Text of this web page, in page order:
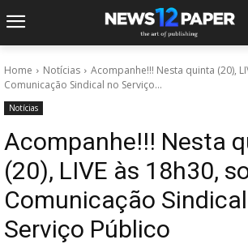
Home Notícias
Acompanhe!!! Nesta quinta (20),
Comunicação Sindical no Serviço...
Notícias
Acompanhe!!! Nesta
(20), LIVE às 18h30,
Comunicação
Serviço Público